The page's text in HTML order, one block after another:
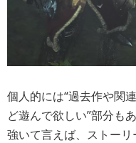
個人的には“過去作や関
ど遊んで欲しい”部分も
強いて言えば、ストー